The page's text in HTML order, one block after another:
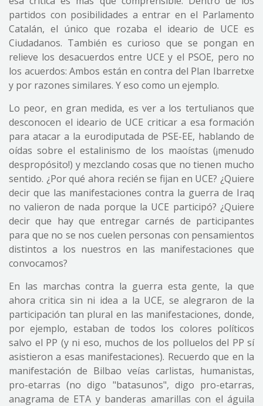
partidos con posibilidades a entrar en el Parlamento
Catalán, el único que rozaba el ideario de UCE es
Ciudadanos. También es curioso que se pongan en
relieve los desacuerdos entre UCE y el PSOE, pero no
los acuerdos: Ambos están en contra del Plan Ibarretxe
y por razones similares. Y eso como un ejemplo.
Lo peor, en gran medida, es ver a los tertulianos que
desconocen el ideario de UCE criticar a esa formación
para atacar a la eurodiputada de PSE-EE, hablando de
oídas sobre el estalinismo de los maoístas (¡menudo
despropósito!) y mezclando cosas que no tienen mucho
sentido. ¿Por qué ahora recién se fijan en UCE? ¿Quiere
decir que las manifestaciones contra la guerra de Iraq
no valieron de nada porque la UCE participó? ¿Quiere
decir que hay que entregar carnés de participantes
para que no se nos cuelen personas con pensamientos
distintos a los nuestros en las manifestaciones que
convocamos?
En las marchas contra la guerra esta gente, la que
ahora critica sin ni idea a la UCE, se alegraron de la
participación tan plural en las manifestaciones, donde,
por ejemplo, estaban de todos los colores políticos
salvo el PP (y ni eso, muchos de los polluelos del PP sí
asistieron a esas manifestaciones). Recuerdo que en la
manifestación de Bilbao veías carlistas, humanistas,
pro-etarras (no digo "batasunos", digo pro-etarras,
anagrama de ETA y banderas amarillas con el águila